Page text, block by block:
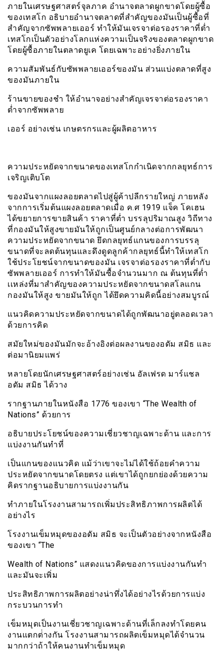
ภายในเศรษฐศาสตร์จุลภาค อำนาจตลาดผูกขาดโดยผู้ซื้อ
ของเทสโก อธิบายอำนาจตลาดที่สำคัญของมันเป็นผู้ซื้อที่
สำคัญจากซัพพลายเออร์ ทำให้มันเจรจาต่อรองราคาที่ต่ำ
เทสโกเป็นตัวอย่างโลกแห่งความเป็นจริงของตลาดผูกขาด
โดยผู้ซื้อภายในตลาดยูเค โดยเฉพาะอย่างยิ่งภายใน
ความสัมพันธ์กับซัพพลายเออร์ของมัน ส่วนแบ่งตลาดที่สูง
ของมันภายใน
ร้านขายของชำ ให้อำนาจอย่างสำคัญเจรจาต่อรองราคา
ต่ำจากซัพพลาย
เออร์ อย่างเช่น เกษตรกรและผู้ผลิตอาหาร
ความประหยัดจากขนาดของเทสโกกำเนิดจากกลยุทธ์การ
เจริญเติบโต
ของมันจากแผงลอยตลาดไปสู่ผู้ค้าปลีกรายใหญ่ ภายหลัง
จากการเริ่มต้นแผงลอยตลาดเมื่อ ค.ศ 1919 แจ็ค โคเฮน
ได้ขยายการขายสินค้า ราคาที่ต่ำ บรรลุปริมาณสูง วิถีทาง
ที่กองมันให้สูงขายมันให้ถูกเป็นศูนย์กลางต่อการพัฒนา
ความประหยัดจากขนาด ยึดกลยุทธ์แกนของการบรรลุ
ขนาดที่จะลดต้นทุนและดึงดูดลูกค้ากลยุทธ์นี้ทำให้เทสโก
ใช้ประโยชน์จากขนาดของมัน เจรจาต่อรองราคาที่ต่ำกับ
ซัพพลายเออร์ การทำให้มันซื้อจำนวนมาก ณ ต้นทุนที่ต่ำ
เเหล่งที่มาสำคัญของความประหยัดจากขนาดสโลแกน
กองมันให้สูง ขายมันให้ถูก ได้ยึดความคิดนี้อย่างสมบูรณ์
แนวคิดความประหยัดจากขนาดได้ถูกพัฒนาอยู่ตลอดเวลา
ด้วยการคิด
สมัยใหม่ของมันมักจะอ้างอิงต่อผลงานของอดัม สมิธ และ
ต่อมานิยมแพร่
หลายโดยนักเศรษฐศาสตร์อย่างเช่น อัลเฟรด มาร์แชล
อดัม สมิธ ได้วาง
รากฐานภายในหนังสือ 1776 ของเขา “The Wealth of
Nations” ด้วยการ
อธิบายประโยชน์ของความเชี่ยวชาญเฉพาะด้าน และการ
แบ่งงานกันทำที่
เป็นแกนของแนวคิด แม้ว่าเขาจะไม่ได้ใช้ถ้อยคำความ
ประหยัดจากขนาดโดยตรง แต่เขาได้ถูกยกย่องด้วยความ
คิดรากฐานอธิบายการแบ่งงานกัน
ทำภายในโรงงานสามารถเพิ่มประสิทธิภาพการผลิตได้
อย่างไร
โรงงานเข็มหมุดของอดัม สมิธ จะเป็นตัวอย่างจากหนังสือ
ของเขา “The
Wealth of Nations” แสดงเเนวคิดของการแบ่งงานกันทำ
และมันจะเพิ่ม
ประสิทธิภาพการผลิตอย่างน่าทึ่งได้อย่างไรด้วยการแบ่ง
กระบวนการทำ
เข็มหมุดเป็นงานเชี่ยวชาญเฉพาะด้านที่เล็กลงทำโดยคน
งานแตกต่่างกัน โรงงานสามารถผลิตเข็มหมุดได้จำนวน
มากกว่าถ้าให้คนงานทำเข็มหมุด